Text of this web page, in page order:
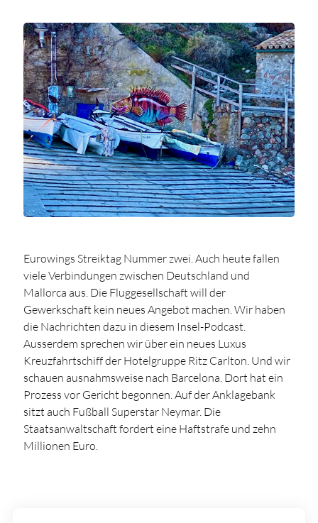
Eurowings Streiktag Nummer zwei. Auch heute fallen
viele Verbindungen zwischen Deutschland und
Mallorca aus. Die Fluggesellschaft will der
Gewerkschaft kein neues Angebot machen. Wir haben
die Nachrichten dazu in diesem Insel-Podcast.
Ausserdem sprechen wir über ein neues Luxus
Kreuzfahrtschiff der Hotelgruppe Ritz Carlton. Und wir
schauen ausnahmsweise nach Barcelona. Dort hat ein
Prozess vor Gericht begonnen. Auf der Anklagebank
sitzt auch Fußball Superstar Neymar. Die
Staatsanwaltschaft fordert eine Haftstrafe und zehn
Millionen Euro.